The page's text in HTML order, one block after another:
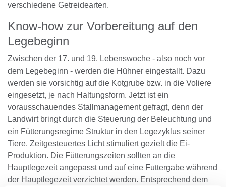
verschiedene Getreidearten.
Know-how zur Vorbereitung auf den
Legebeginn
Zwischen der 17. und 19. Lebenswoche - also noch vor
dem Legebeginn - werden die Hühner eingestallt. Dazu
werden sie vorsichtig auf die Kotgrube bzw. in die Voliere
eingesetzt, je nach Haltungsform. Jetzt ist ein
vorausschauendes Stallmanagement gefragt, denn der
Landwirt bringt durch die Steuerung der Beleuchtung und
ein Fütterungsregime Struktur in den Legezyklus seiner
Tiere. Zeitgesteuertes Licht stimuliert gezielt die Ei-
Produktion. Die Fütterungszeiten sollten an die
Hauptlegezeit angepasst und auf eine Futtergabe während
der Hauptlegezeit verzichtet werden. Entsprechend dem